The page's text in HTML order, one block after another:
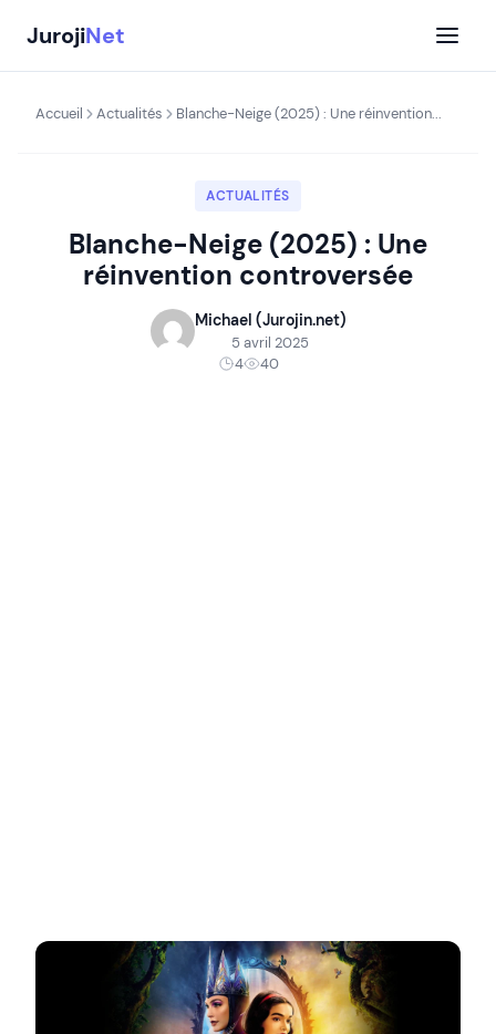
contenu
JurojiNet
Accueil Actualités Blanche-Neige (2025) : Une réinvention...
ACTUALITÉS
Blanche-Neige (2025) : Une
réinvention controversée
Michael (Jurojin.net)
5 avril 2025
4
40